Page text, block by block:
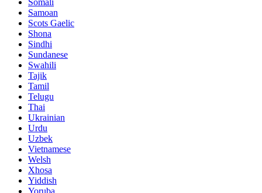
Samoan
Scots Gaelic
Shona
Sindhi
Sundanese
Swahili
Tajik
Tamil
Telugu
Thai
Ukrainian
Urdu
Uzbek
Vietnamese
Welsh
Xhosa
Yiddish
Yoruba